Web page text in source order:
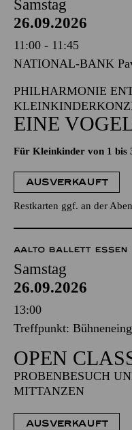
Samstag
26.09.2026
11:00 - 11:45
NATIONAL-BANK
PHILHARMONIE
EINE
Für Kleinkinder von 1 bis
AUSVERKAUFT
Restkarten ggf. an der
AALTO BALLETT ESSEN
Samstag
26.09.2026
13:00
Treffpunkt:
OPEN
PROBENBESUCH
MITTANZEN
AUSVERKAUFT